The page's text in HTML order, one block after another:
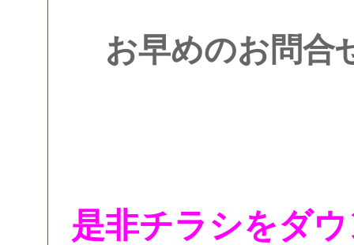
お早めのお問
是非チラシをダ